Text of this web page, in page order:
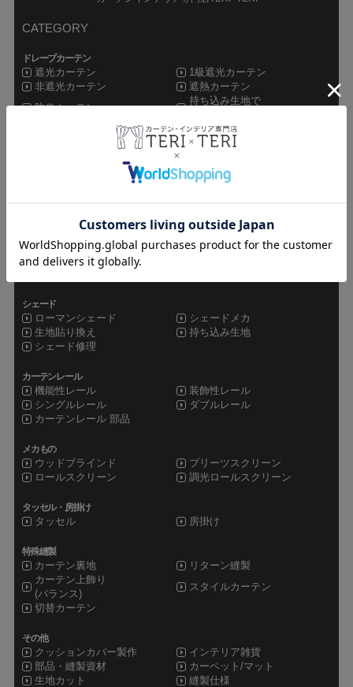
CATEGORY
ドレープカーテン
遮光カーテン
1級遮光カーテン
非遮光カーテン
遮熱カーテン
防炎カーテン
持ち込み生地で
遮像レース
その他カーテン
シャワーカーテン
ドレープレース
セット
オーダーカーテン
シェード
ローマンシェード
シェードメカ
生地貼り換え
持ち込み生地
シェード修理
カーテンレール
機能性レール
装飾性レール
シングルレール
ダブルレール
カーテンレール 部品
メカもの
ウッドブラインド
プリーツスクリーン
ロールスクリーン
調光ロールスクリーン
タッセル・房掛け
タッセル 房掛け
特殊縫製
カーテン裏地
リターン縫製
カーテン上飾り
(バランス)
スタイルカーテン
切替カーテン
その他
クッションカバー製作
インテリア雑貨
部品・縫製資材
カーペット/マット
生地カット
縫製仕様